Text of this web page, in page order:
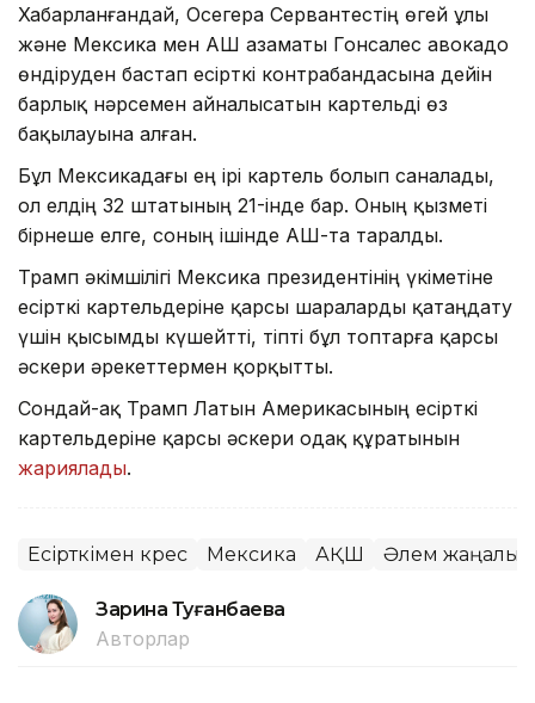
Хабарланғандай, Осегера Сервантестің өгей ұлы
және Мексика мен АҚШ азаматы Гонсалес авокадо
өндіруден бастап есірткі контрабандасына дейін
барлық нәрсемен айналысатын картельді өз
бақылауына алған.
Бұл Мексикадағы ең ірі картель болып саналады,
ол елдің 32 штатының 21-інде бар. Оның қызметі
бірнеше елге, соның ішінде АҚШ-та таралды.
Трамп әкімшілігі Мексика президентінің үкіметіне
есірткі картельдеріне қарсы шараларды қатаңдату
үшін қысымды күшейтті, тіпті бұл топтарға қарсы
әскери әрекеттермен қорқытты.
Сондай-ақ Трамп Латын Америкасының есірткі
картельдеріне қарсы әскери одақ құратынын
жариялады.
Есірткімен күрес Мексика АҚШ Әлем
Зарина Туғанбаева
Авторлар